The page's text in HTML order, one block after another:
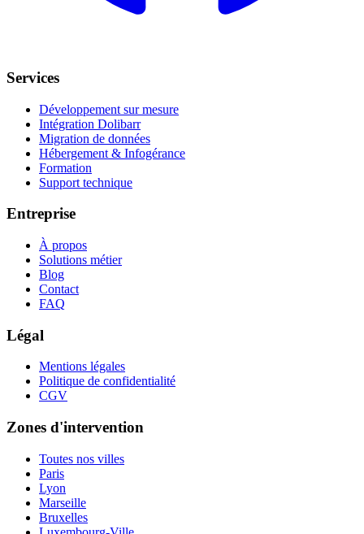
Services
Développement sur mesure
Intégration Dolibarr
Migration de données
Hébergement & Infogérance
Formation
Support technique
Entreprise
À propos
Solutions métier
Blog
Contact
FAQ
Légal
Mentions légales
Politique de confidentialité
CGV
Zones d'intervention
Toutes nos villes
Paris
Lyon
Marseille
Bruxelles